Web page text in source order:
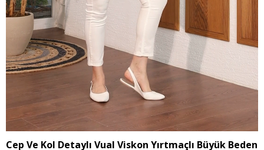
Cep Ve Kol Detaylı Vual Viskon Yırtmaçlı Büyük Beden